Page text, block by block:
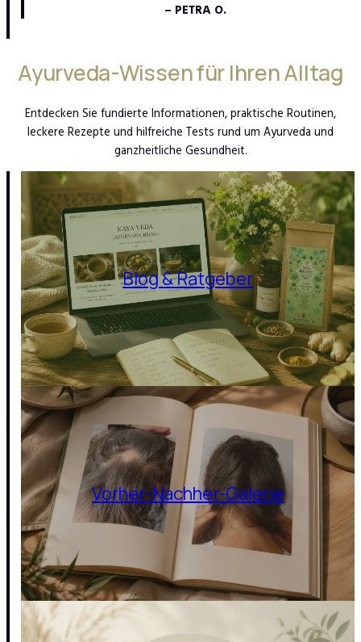
– PETRA O.
Ayurveda-Wissen für Ihren Alltag
Entdecken Sie fundierte Informationen, praktische Routinen,
leckere Rezepte und hilfreiche Tests rund um Ayurveda und
ganzheitliche Gesundheit.
Blog & Ratgeber
Vorher-Nachher-Galerie